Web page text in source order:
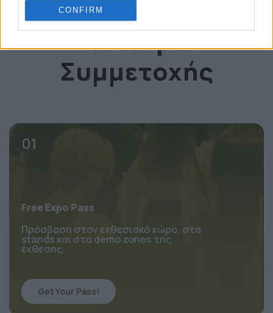
CONFIRM
Εισιτήρια
Συμμετοχής
Free Expo Pass
Πρόσβαση στον εκθεσιακό χώρο, στα
stands και στα demo zones της
Get Your Pass!